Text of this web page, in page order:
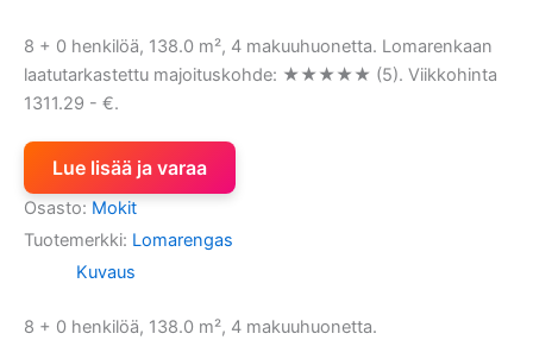
8 + 0 henkilöä, 138.0 m², 4 makuuhuonetta. Lomarenkaan
laatutarkastettu majoituskohde: ★★★★★ (5). Viikkohinta
1311.29 - €.
Lue lisää ja varaa
Osasto: Mokit
Tuotemerkki: Lomarengas
Kuvaus
8 + 0 henkilöä, 138.0 m², 4 makuuhuonetta.